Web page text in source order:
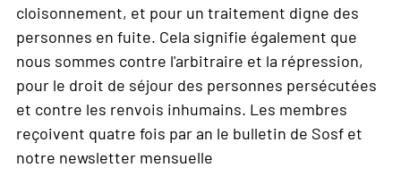
cloisonnement, et pour un traitement digne des
personnes en fuite. Cela signifie également que
nous sommes contre l'arbitraire et la répression,
pour le droit de séjour des personnes persécutées
et contre les renvois inhumains. Les membres
reçoivent quatre fois par an le bulletin de Sosf et
notre newsletter mensuelle